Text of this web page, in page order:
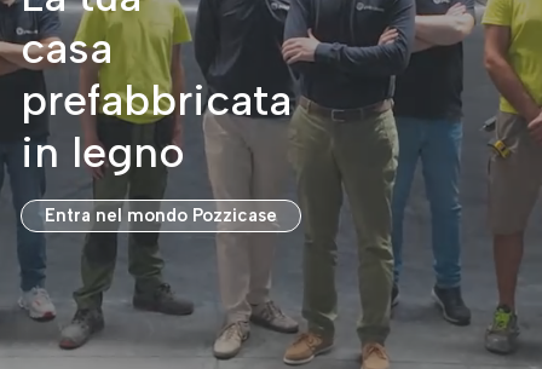
casa
prefabbricata
in legno
Entra nel mondo Pozzicase